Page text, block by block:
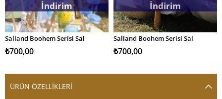
SEPETE EKLE
Salland Boohem Serisi Şal
İndirim
₺700,00
SEPETE EKLE
Salland Boohem Serisi Şal
İndirim
₺700,00
ÜRÜN ÖZELLIKLERI